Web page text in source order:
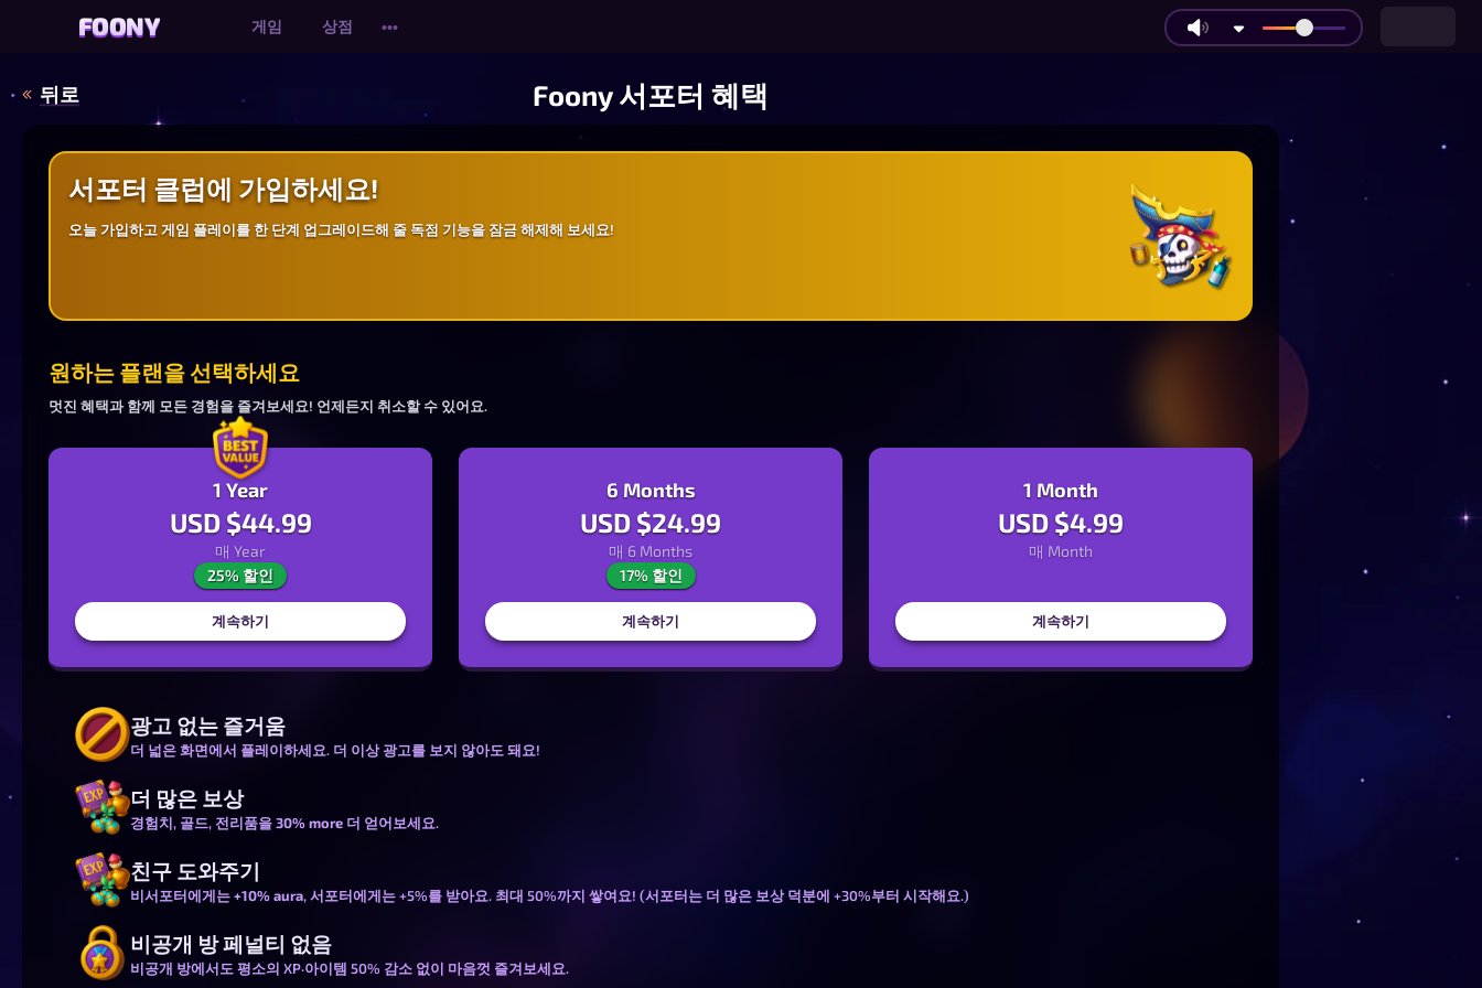
FOONY
FOONY 게임 상점 •••
뒤로 Foony 서포터 혜택
서포터 클럽에 가입하세요!
오늘 가입하고 게임 플레이를 한 단계 업그레이드해 줄 독점 기능을 잠금 해제해 보세요!
원하는 플랜을 선택하세요
멋진 혜택과 함께 모든 경험을 즐겨보세요! 언제든지 취소할 수 있어요.
1 Year
USD $44.99
매 Year
25% 할인
계속하기
6 Months
USD $24.99
매 6 Months
17% 할인
계속하기
1 Month
USD $4.99
매 Month
계속하기
광고 없는 즐거움
더 넓은 화면에서 플레이하세요. 더 이상 광고를 보지 않아도 돼요!
더 많은 보상
경험치, 골드, 전리품을30% more 더 얻어보세요.
친구 도와주기
비서포터에게는+10% aura,서포터에게는+5%를 받아요. 최대 50%까지 쌓여요! (서포터는 더 많은 보상덕분에 +30%부터 시작해요.)
비공개 방 페널티 없음
비공개 방에서도 평소의 XP·아이템 50% 감소 없이 마음껏 즐겨보세요.